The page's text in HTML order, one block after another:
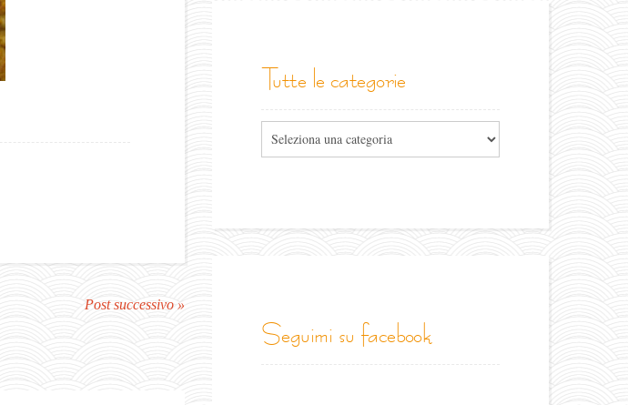
Post successivo »
tutte le categorie
seguimi su facebook